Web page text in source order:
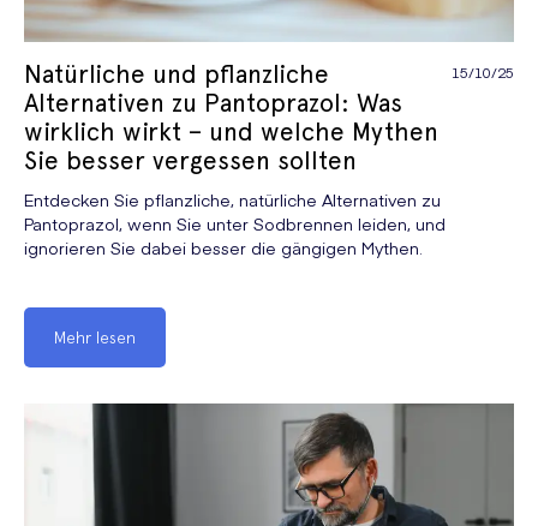
Natürliche und pflanzliche
Alternativen zu Pantoprazol: Was
wirklich wirkt – und welche Mythen
Sie besser vergessen sollten
15/10/25
Entdecken Sie pflanzliche, natürliche Alternativen zu
Pantoprazol, wenn Sie unter Sodbrennen leiden, und
ignorieren Sie dabei besser die gängigen Mythen.
Mehr lesen